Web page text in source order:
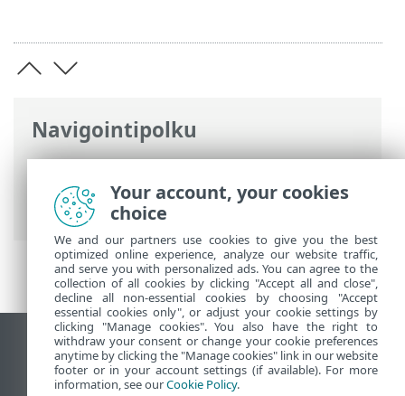
Navigointipolku
ESET-online-ohje>ESET Security Ultimate
Lisäasetukset > Lisäasetusten
palauttaminen > Palauta oletusasetukset
Näytä tietokonesivusto
End of Life
Your account, your cookies
choice
We and our partners use cookies to give you the best
optimized online experience, analyze our website traffic,
and serve you with personalized ads. You can agree to the
collection of all cookies by clicking "Accept all and close",
decline all non-essential cookies by choosing "Accept
essential cookies only", or adjust your cookie settings by
clicking "Manage cookies". You also have the right to
withdraw your consent or change your cookie preferences
anytime by clicking the "Manage cookies" link in our website
footer or in your account settings (if available). For more
information, see ourCookie Policy.